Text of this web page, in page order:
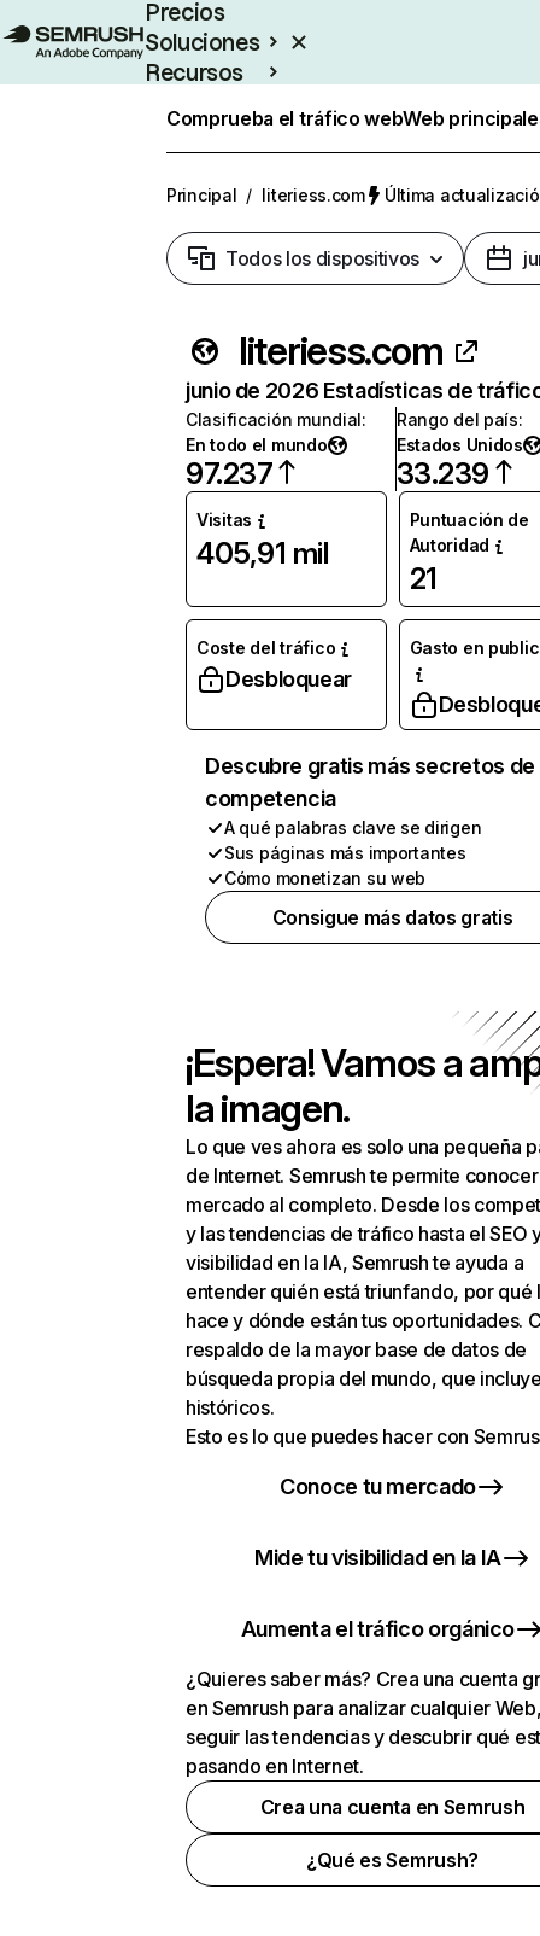
Precios
Soluciones
Recursos
Comprueba el tráfico webWeb
Principal / literiess.com Última
Todos los dispositivos
literiess.com
junio de 2026 Estadísticas de
Clasificación mundial:
En todo el mundo
97.237
Rango del país:
Estados Unidos
33.239
Visitas
405,91 mil
Puntuación de
Autoridad
21
Coste del tráfico
Desbloquear
Gasto en
Descubre gratis más secretos de
competencia
A qué palabras clave se dirigen
Sus páginas más importantes
Cómo monetizan su web
Consigue más datos gratis
¡Espera! Vamos a
la imagen.
Lo que ves ahora es solo una pequeña
de Internet. Semrush te permite
mercado al completo. Desde los
y las tendencias de tráfico hasta el SEO
visibilidad en la IA, Semrush te ayuda a
entender quién está triunfando, por qué
hace y dónde están tus oportunidades.
respaldo de la mayor base de datos de
búsqueda propia del mundo, que
históricos.
Esto es lo que puedes hacer con
Conoce tu mercado
Mide tu visibilidad en la IA
Aumenta el tráfico orgánico
¿Quieres saber más? Crea una cuenta
en Semrush para analizar cualquier
seguir las tendencias y descubrir qué
pasando en Internet.
Crea una cuenta en Semrush
¿Qué es Semrush?